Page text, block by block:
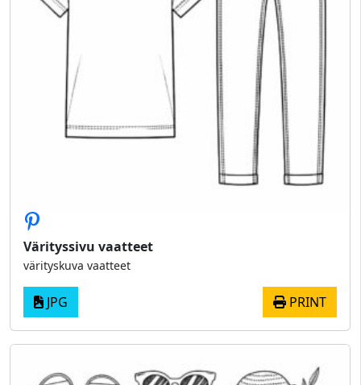
Värityssivu vaatteet
värityskuva vaatteet
JPG PRINT